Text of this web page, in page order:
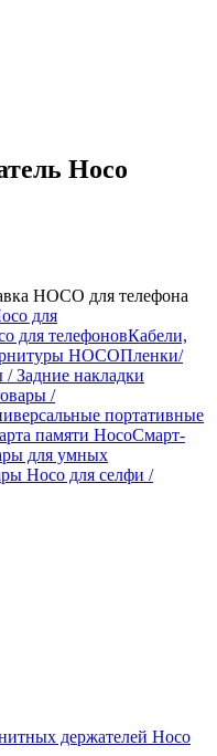
Hoco
HOCO для телефона
для
для телефоновКабели,
HOCOПленки/
/ Задние накладки
/
портативные
памяти HocoСмарт-
для умных
Hoco для селфи /
держателей Hoco